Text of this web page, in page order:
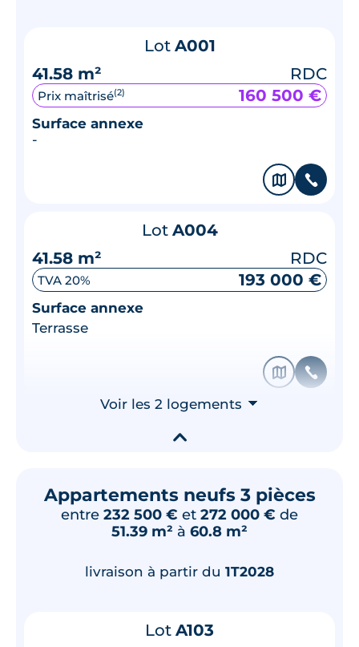
Lot A001
41.58 m²
RDC
Prix maîtrisé(2) 160 500 €
Surface annexe
-
🗞 📞
Lot A004
41.58 m²
RDC
TVA 20% 193 000 €
Surface annexe
Terrasse
🗞 📞
Voir les 2 logements ⮟
▾
Appartements neufs 3 pièces
entre 232 500 € et 272 000 € de
51.39 m² à 60.8 m²
livraison à partir du 1T2028
Lot A103